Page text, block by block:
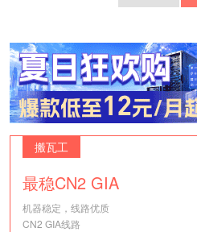
搬瓦工
最稳CN2 GIA
机器稳定，线路优质
CN2 GIA线路